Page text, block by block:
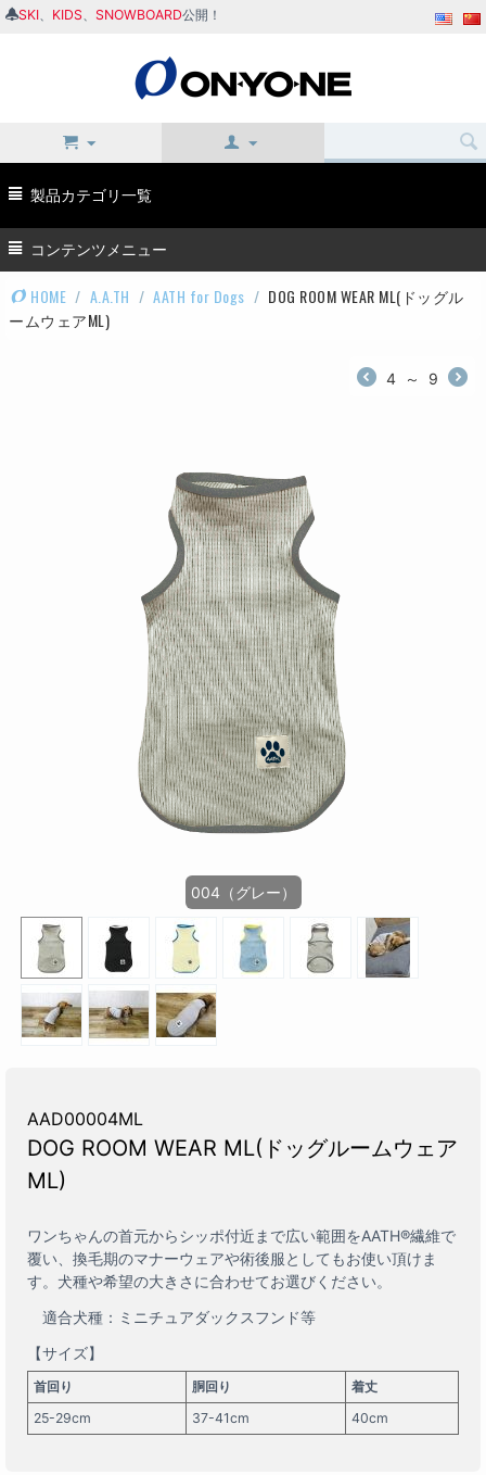
SKI KIDS SNOWBOARD公開！
製品カテゴリ一覧
コンテンツメニュー
HOME / A.A.TH / AATH for Dogs / DOG ROOM WEAR ML(ドッグル
ームウェアML)
4 ～ 9
004（グレー）
AAD00004ML
DOG ROOM WEAR ML(ドッグルームウェア
ML)
ワンちゃんの首元からシッポ付近まで広い範囲をAATH®繊維で
覆い、換毛期のマナーウェアや術後服としてもお使い頂けま
す。犬種や希望の大きさに合わせてお選びください。
適合犬種：ミニチュアダックスフンド等
【サイズ】
首回り 胴回り
着丈
25-29cm
37-41cm 40cm